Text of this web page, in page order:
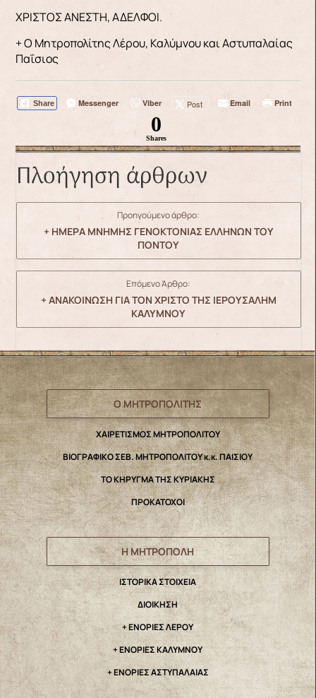
ΧΡΙΣΤΟΣ ΑΝΕΣΤΗ, ΑΔΕΛΦΟΙ.
+ Ο Μητροπολίτης Λέρου, Καλύμνου και Αστυπαλαίας
Παΐσιος
Share Messenger Viber Post Email Print
0
Shares
Πλοήγηση άρθρων
Προηγούμενο άρθρο:
+ ΗΜΕΡΑ ΜΝΗΜΗΣ ΓΕΝΟΚΤΟΝΙΑΣ ΕΛΛΗΝΩΝ ΤΟΥ
ΠΟΝΤΟΥ
Επόμενο Άρθρο:
+ ΑΝΑΚΟΙΝΩΣΗ ΓΙΑ ΤΟΝ ΧΡΙΣΤΟ ΤΗΣ ΙΕΡΟΥΣΑΛΗΜ
ΚΑΛΥΜΝΟΥ
Ο ΜΗΤΡΟΠΟΛΙΤΗΣ
ΧΑΙΡΕΤΙΣΜΟΣ ΜΗΤΡΟΠΟΛΙΤΟΥ
ΒΙΟΓΡΑΦΙΚΟ ΣΕΒ. ΜΗΤΡΟΠΟΛΙΤΟΥ κ.κ. ΠΑΙΣΙΟΥ
ΤΟ ΚΗΡΥΓΜΑ ΤΗΣ ΚΥΡΙΑΚΗΣ
ΠΡΟΚΑΤΟΧΟΙ
Η ΜΗΤΡΟΠΟΛΗ
IΣΤΟΡΙΚΑ ΣΤΟΙΧΕΙΑ
ΔΙΟΙΚΗΣΗ
+ ΕΝΟΡΙΕΣ ΛΕΡΟΥ
+ ΕΝΟΡΙΕΣ ΚΑΛΥΜΝΟΥ
+ ΕΝΟΡΙΕΣ ΑΣΤΥΠΑΛΑΙΑΣ